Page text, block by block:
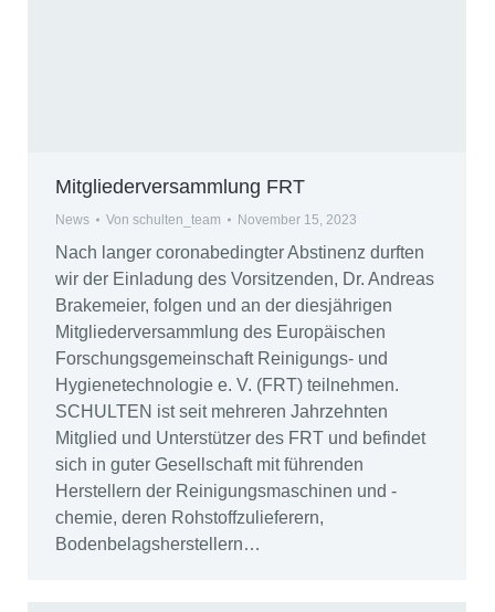
Mitgliederversammlung FRT
News Von schulten_team November 15, 2023
Nach langer coronabedingter Abstinenz durften
wir der Einladung des Vorsitzenden, Dr. Andreas
Brakemeier, folgen und an der diesjährigen
Mitgliederversammlung des Europäischen
Forschungsgemeinschaft Reinigungs- und
Hygienetechnologie e. V. (FRT) teilnehmen.
SCHULTEN ist seit mehreren Jahrzehnten
Mitglied und Unterstützer des FRT und befindet
sich in guter Gesellschaft mit führenden
Herstellern der Reinigungsmaschinen und -
chemie, deren Rohstoffzulieferern,
Bodenbelagsherstellern…